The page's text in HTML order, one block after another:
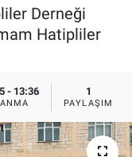
Derneği
Hatipliler
- 13:36 1
PAYLAŞIM